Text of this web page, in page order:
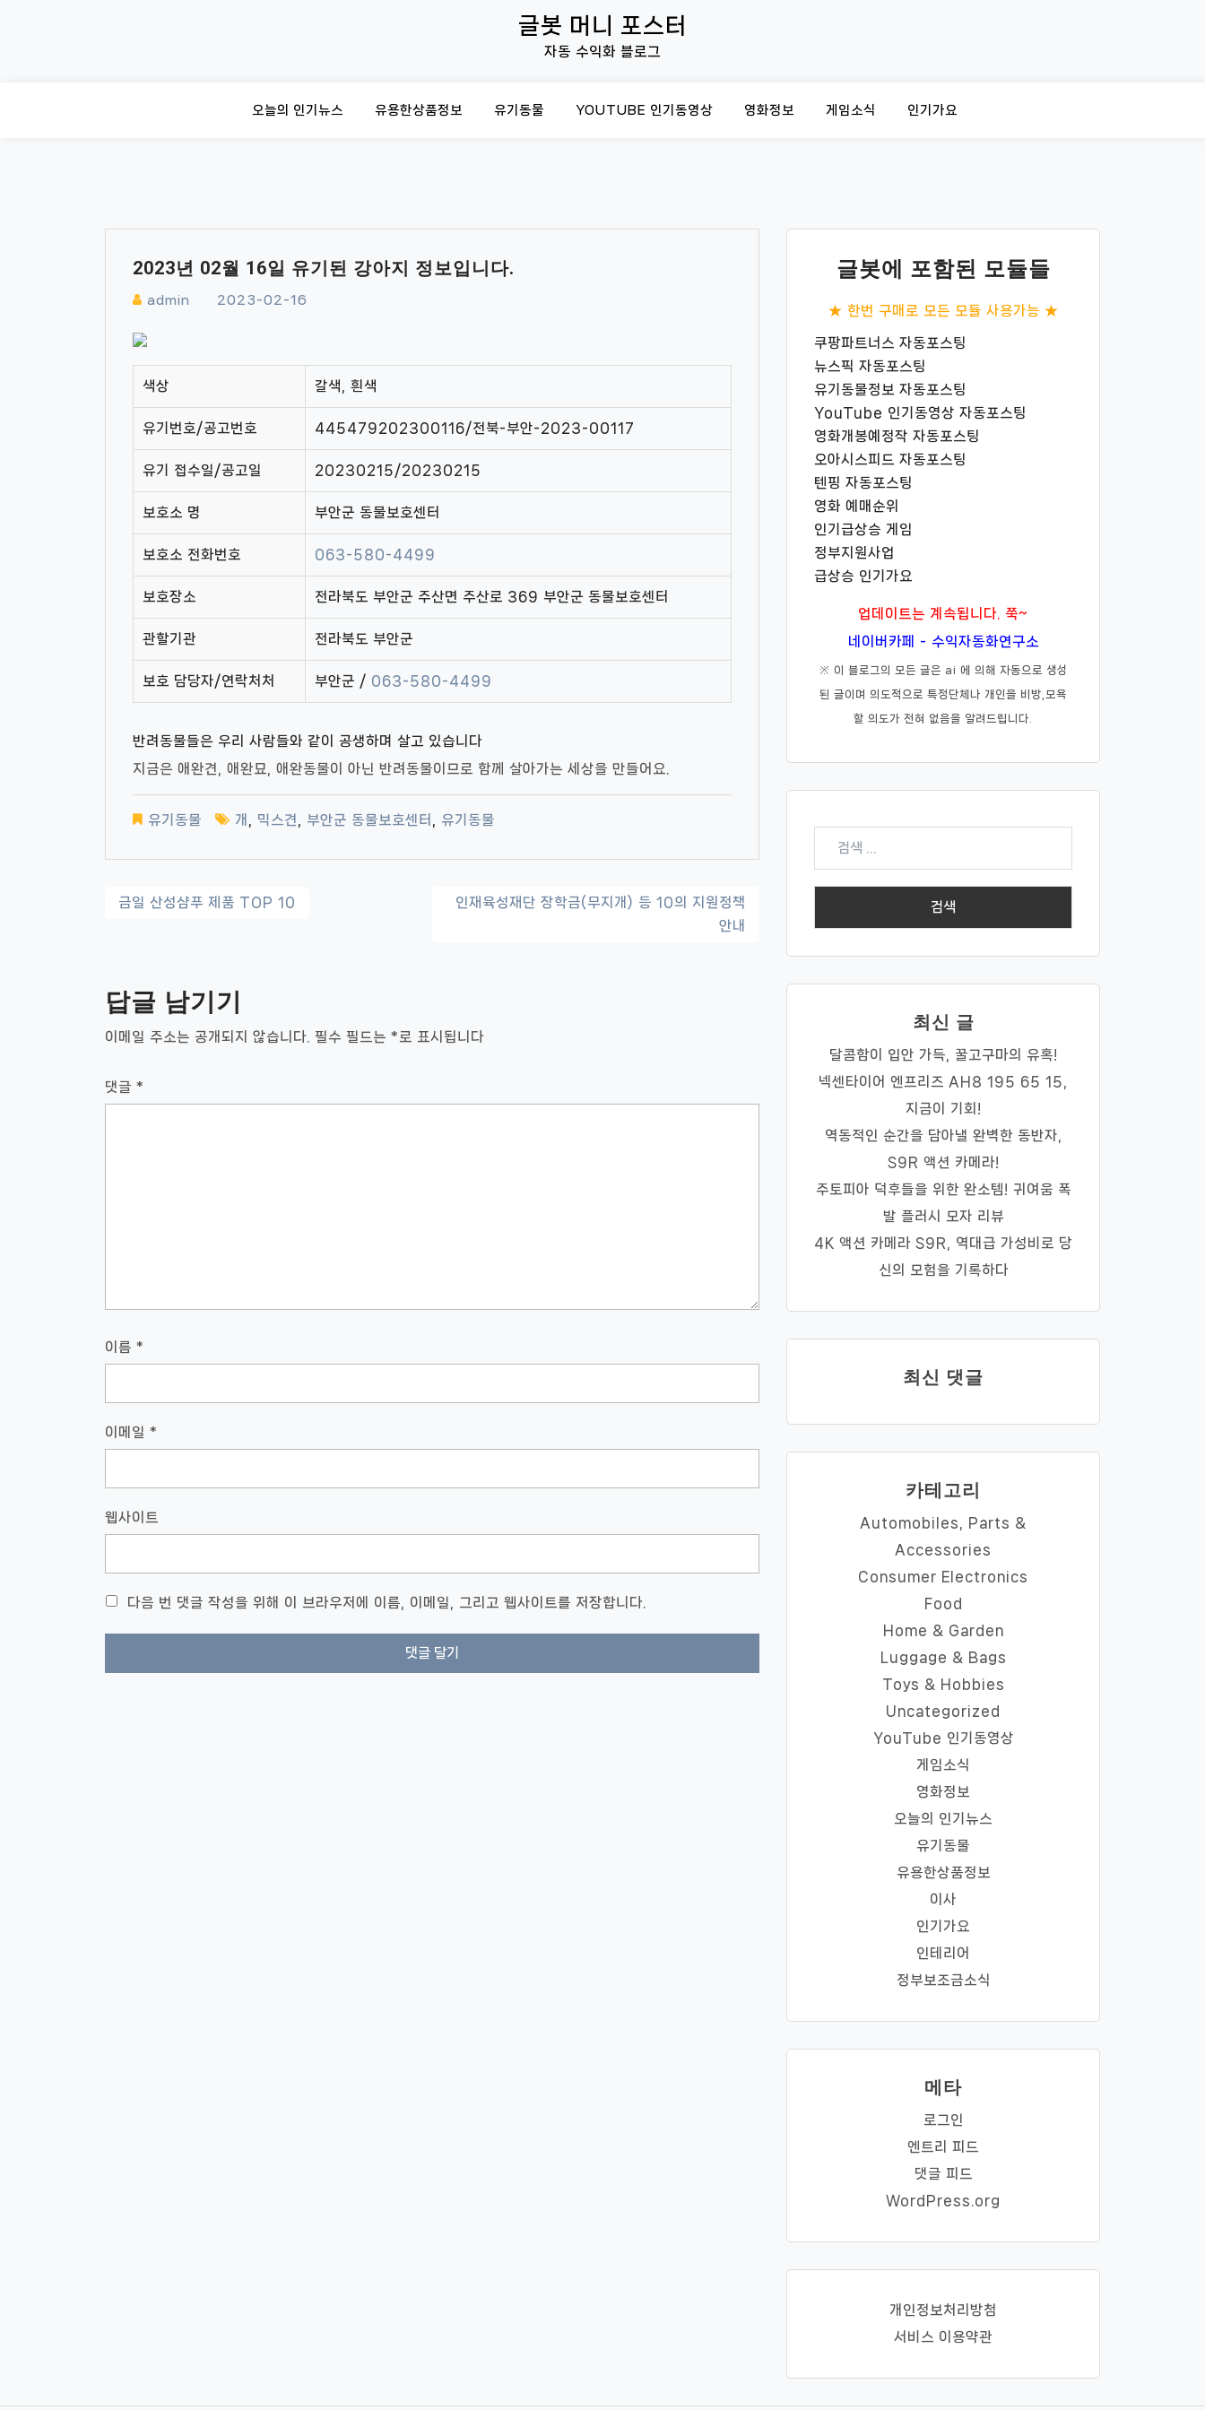
글봇 머니 포스터
자동 수익화 블로그
오늘의 인기뉴스 유용한상품정보 유기동물 YOUTUBE 인기동영상 영화정보 게임소식 인기가요
2023년 02월 16일 유기된 강아지 정보입니다.
admin 2023-02-16
색상 갈색, 흰색
유기번호/공고번호 445479202300116/전북-부안-2023-00117
유기 접수일/공고일 20230215/20230215
보호소 명 부안군 동물보호센터
보호소 전화번호 063-580-4499
보호장소 전라북도 부안군 주산면 주산로 369 부안군 동물보호센터
관할기관 전라북도 부안군
보호 담당자/연락처처 부안군 / 063-580-4499
반려동물들은 우리 사람들와 같이 공생하며 살고 있습니다
지금은 애완견, 애완묘, 애완동물이 아닌 반려동물이므로 함께 살아가는 세상을 만들어요.
유기동물 개 믹스견 부안군 동물보호센터 유기동물
글
게
이
션
금일 산성샴푸 제품 TOP 10
인재육성재단 장학금(무지개) 등 10의 지원정책
안내
답글 남기기
이메일 주소는 공개되지 않습니다. 필수 필드는 * 로 표시됩니다
댓글 *
이름 *
이메일 *
웹사이트
다음 번 댓글 작성을 위해 이 브라우저에 이름, 이메일, 그리고 웹사이트를 저장합니다.
글봇에 포함된 모듈들
★ 한번 구매로 모든 모듈 사용가능 ★
쿠팡파트너스 자동포스팅
뉴스픽 자동포스팅
유기동물정보 자동포스팅
YouTube 인기동영상 자동포스팅
영화개봉예정작 자동포스팅
오아시스피드 자동포스팅
텐핑 자동포스팅
영화 예매순위
인기급상승 게임
정부지원사업
급상승 인기가요
업데이트는 계속됩니다. 쭉~
네이버카페 - 수익자동화연구소
※ 이 블로그의 모든 글은 ai 에 의해 자동으로 생성
된 글이며 의도적으로 특정단체나 개인을 비방,모욕
할 의도가 전혀 없음을 알려드립니다.
검
최신 글
달콤함이 입안 가득, 꿀고구마의 유혹!
넥센타이어 엔프리즈 AH8 195 65 15,
지금이 기회!
역동적인 순간을 담아낼 완벽한 동반자,
S9R 액션 카메라!
주토피아 덕후들을 위한 완소템! 귀여움 폭
발 플러시 모자 리뷰
4K 액션 카메라 S9R, 역대급 가성비로 당
신의 모험을 기록하다
최신 댓글
카테고리
Automobiles, Parts &
Accessories
Consumer Electronics
Food
Home & Garden
Luggage & Bags
Toys & Hobbies
Uncategorized
YouTube 인기동영상
게임소식
영화정보
오늘의 인기뉴스
유기동물
유용한상품정보
이사
인기가요
인테리어
정부보조금소식
메타
로그인
엔트리 피드
댓글 피드
WordPress.org
개인정보처리방첨
서비스 이용약관